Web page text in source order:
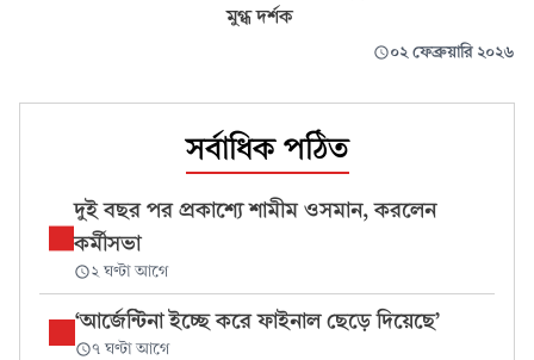
মুগ্ধ দর্শক
০২ ফেব্রুয়ারি ২০২৬
সর্বাধিক পঠিত
দুই বছর পর প্রকাশ্যে শামীম ওসমান, করলেন
কর্মীসভা
২ ঘণ্টা আগে
‘আর্জেন্টিনা ইচ্ছে করে ফাইনাল ছেড়ে দিয়েছে’
৭ ঘণ্টা আগে